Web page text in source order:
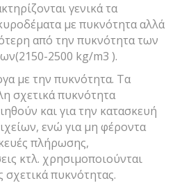
γενικά τα
με πυκνότητα αλλά
από την πυκνότητα των
2500 kg/m3 ).
με την πυκνότητα. Tα
σχετικά πυκνότητα
και για την κατασκευή
ενώ για μη φέροντα
πλήρωσης,
κτλ. χρησιμοποιούνται
σχετικά πυκνότητας.